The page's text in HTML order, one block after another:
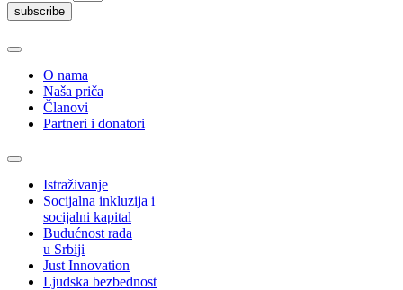
subscribe
O nama
Naša priča
Članovi
Partneri i donatori
Istraživanje
Socijalna inkluzija i
socijalni kapital
Budućnost rada
u Srbiji
Just Innovation
Ljudska bezbednost